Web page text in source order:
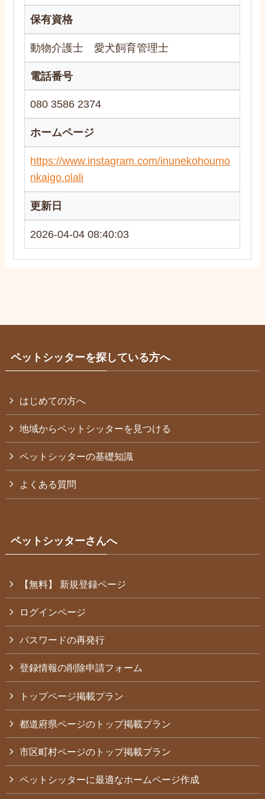
保有資格
動物介護士 愛犬飼育管理士
電話番号
080 3586 2374
ホームページ
https://www.instagram.com/inunekohoumo
nkaigo.olali
更新日
2026-04-04 08:40:03
ペットシッターを探している方へ
はじめての方へ
地域からペットシッターを見つける
ペットシッターの基礎知識
よくある質問
ペットシッターさんへ
【無料】 新規登録ページ
ログインページ
パスワードの再発行
登録情報の削除申請フォーム
トップページ掲載プラン
都道府県ページのトップ掲載プラン
市区町村ページのトップ掲載プラン
ペットシッターに最適なホームページ作成